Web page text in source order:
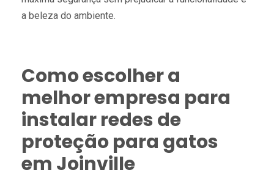
a beleza do ambiente.
Como escolher a
melhor empresa para
instalar redes de
proteção para gatos
em Joinville